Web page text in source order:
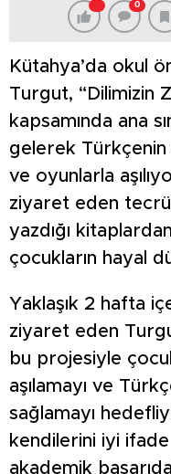
0
Kütahya’da okul
Turgut, “Dilimizin
kapsamında ana
gelerek Türkçenin
ve oyunlarla
ziyaret eden
yazdığı
çocukların hayal
Yaklaşık 2 hafta
ziyaret eden
bu projesiyle
aşılamayı ve
sağlamayı
kendilerini iyi
akademik